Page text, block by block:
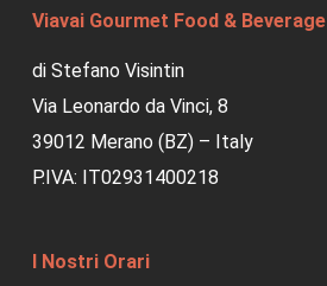
Viavai Gourmet Food & Beverage
di Stefano Visintin
Via Leonardo da Vinci, 8
39012 Merano (BZ) – Italy
P.IVA: IT02931400218
I Nostri Orari